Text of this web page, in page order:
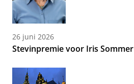
26 juni 2026
Stevinpremie voor Iris Sommer